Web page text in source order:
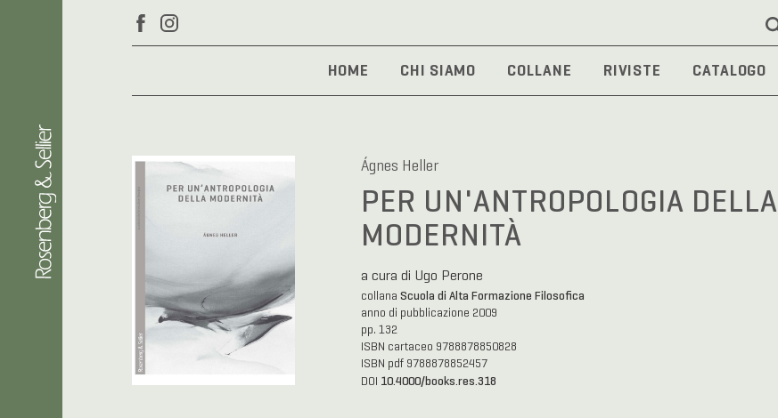
HOME CHI SIAMO COLLANE RIVISTE CATALOGO
Ágnes Heller
PER UN'ANTROPOLOGIA DELLA
MODERNITÀ
a cura di Ugo Perone
collana Scuola di Alta Formazione Filosofica
anno di pubblicazione 2009
pp. 132
ISBN cartaceo 9788878850828
ISBN pdf 9788878852457
DOI
10.4000/books.res.318